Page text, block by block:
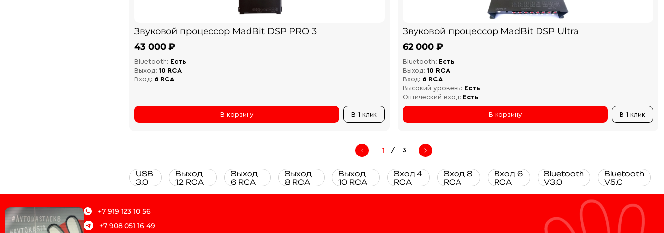
Звуковой процессор MadBit DSP PRO 3
43 000 ₽
Bluetooth: Есть
Выход: 10 RCA
Вход: 6 RCA
В 1 клик
В корзину
Звуковой процессор MadBit DSP Ultra
62 000 ₽
Bluetooth: Есть
Выход: 10 RCA
Вход: 6 RCA
Высокий уровень: Есть
Оптический вход: Есть
В 1 клик
В корзину
/ 3
USB
3.0
Выход
12 RCA
Выход
6 RCA
Выход
8 RCA
Выход
10 RCA
Вход 4
RCA
Вход 8
RCA
Вход 6
RCA
Bluetooth
V3.0
Bluetooth
V5.0
+7 919 123 10 56
+7 908 051 16 49